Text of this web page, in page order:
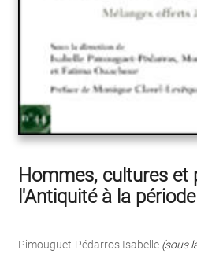
Hommes, cultures et
l'Antiquité à la
Pimouguet-Pédarros Isabelle (sous